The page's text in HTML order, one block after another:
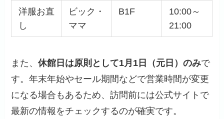
洋服お直
し
ビック・
ママ
B1F
10:00～
21:00
また、休館日は原則として1月1日（元日）のみで
す。年末年始やセール期間などで営業時間が変更
になる場合もあるため、訪問前には公式サイトで
最新の情報をチェックするのが確実です。